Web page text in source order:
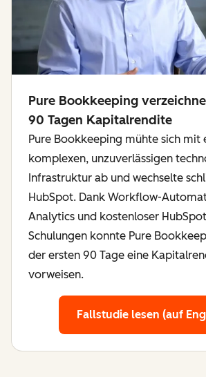
Pure Bookkeeping
90 Tagen Kapitalrendite
Pure Bookkeeping mühte sich mit
komplexen, unzuverlässigen
Infrastruktur ab und wechselte
HubSpot. Dank Workflow-
Analytics und kostenloser
Schulungen konnte Pure
der ersten 90 Tage eine
vorweisen.
Fallstudie lesen (auf